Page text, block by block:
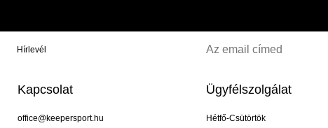
Hírlevél
Kapcsolat
office@keepersport.hu
Ügyfélszolgálat
Hétfő-Csütörtök